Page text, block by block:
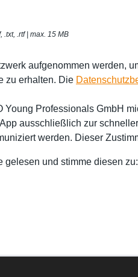
.txt, .rtf | max. 15 MB
aufgenommen werden,
zu erhalten. Die
Young Professionals GmbH
ausschließlich zur
werden. Dieser
gelesen und stimme diesen zu: